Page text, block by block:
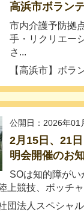
高浜市ボラン
市内介護予防拠
手・リクリエー
さ...
【高浜市】ボ
公開日：2026年01
2月15日、21
明会開催のお
SOは知的障が
上競技、ボッチ
団法人スペシャ